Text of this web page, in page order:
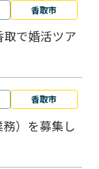
香取市
取で婚活ツア
香取市
）を募集し